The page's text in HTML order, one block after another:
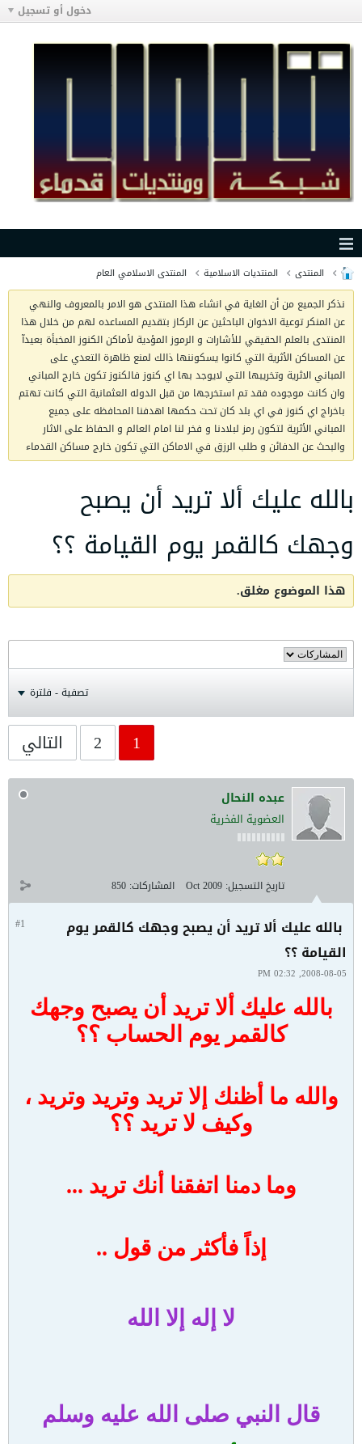
دخول أو تسجيل
المنتدى المنتديات الاسلامية المنتدى الاسلامي العام
نذكر الجميع من أن الغاية في انشاء هذا المنتدى هو الامر بالمعروف والنهي
عن المنكر توعية الاخوان الباحثين عن الركاز بتقديم المساعده لهم من خلال هذا
المنتدى بالعلم الحقيقي للأشارات و الرموز المؤدية لأماكن الكنوز المخبأة بعيدآ
عن المساكن الأثرية التي كانوا يسكوننها ذالك لمنع ظاهرة التعدي على
المباني الاثرية وتخريبها التي لايوجد بها اي كنوز فالكنوز تكون خارج المباني
وان كانت موجوده فقد تم استخرجها من قبل الدوله العثمانية التي كانت تهتم
باخراج اي كنوز في اي بلد كان تحت حكمها اهدفنا المحافظه على جميع
المباني الأثرية لتكون رمز لبلادنا و فخر لنا امام العالم و الحفاظ على الاثار
والبحث عن الدفائن و طلب الرزق في الاماكن التي تكون خارج مساكن القدماء
بالله عليك ألا تريد أن يصبح
وجهك كالقمر يوم القيامة ؟؟
هذا الموضوع مغلق.
تصفية - فلترة
1
2 التالي
عبده النحال
العضوية الفخرية
تاريخ التسجيل: Oct 2009 المشاركات: 850
#1
بالله عليك ألا تريد أن يصبح وجهك كالقمر يوم
القيامة ؟؟
2008-08-05, 02:32 PM
بالله عليك ألا تريد أن يصبح وجهك
كالقمر يوم الحساب ؟؟
والله ما أظنك إلا تريد وتريد وتريد ،
وكيف لا تريد ؟؟
وما دمنا اتفقنا أنك تريد ...
إذاً فأكثر من قول ..
لا إله إلا الله
قال النبي صلى الله عليه وسلم